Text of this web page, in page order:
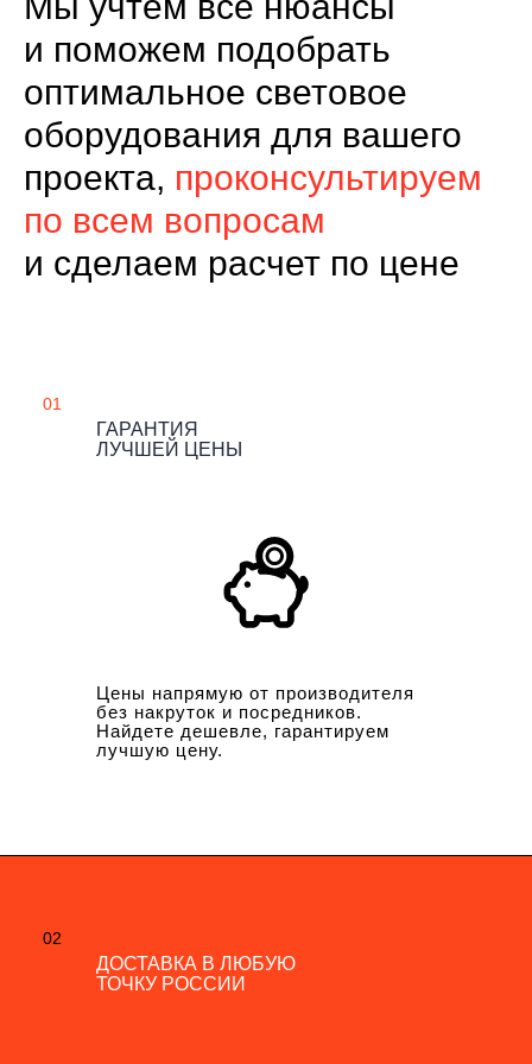
и поможем подобрать
оптимальное световое
оборудования для вашего
проекта, проконсультируем
по всем вопросам
и сделаем расчет по цене
01
ГАРАНТИЯ
ЛУЧШЕЙ ЦЕНЫ
Цены напрямую от производителя
без накруток и посредников.
Найдете дешевле, гарантируем
лучшую цену.
02
ДОСТАВКА В ЛЮБУЮ
ТОЧКУ РОССИИ
02
ДОСТАВКА В ЛЮБУЮ
ТОЧКУ РОССИИ